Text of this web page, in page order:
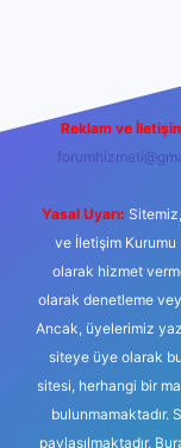
Reklam ve
Yasal Uyarı:
ve İletişim Kurumu
olarak hizmet
olarak denetleme
Ancak, üyelerimiz
siteye üye olarak
sitesi, herhangi bir
bulunmamaktadır.
paylaşılmaktadır.